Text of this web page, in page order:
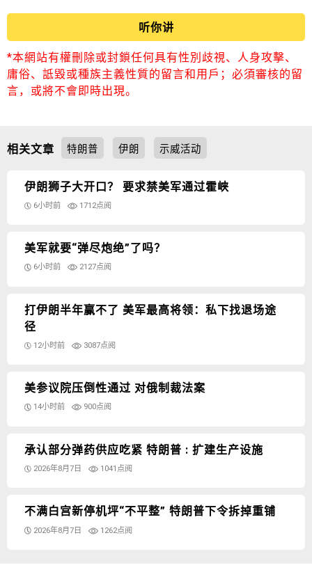
听你讲
*本網站有權刪除或封鎖任何具有性別歧視、人身攻擊、
庸俗、詆毀或種族主義性質的留言和用戶；必須審核的留
言，或將不會即時出現。
相关文章 特朗普 伊朗 示威活动
伊朗狮子大开口？ 要求禁美军通过霍峡
6小时前 1712点阅
美军就要“弹尽炮绝”了吗？
6小时前 2127点阅
打伊朗半年赢不了 美军最高将领：私下找退场途
径
12小时前 3087点阅
美参议院压倒性通过 对俄制裁法案
14小时前 900点阅
承认部分弹药供应吃紧 特朗普 : 扩建生产设施
2026年8月7日 1041点阅
不满白宫新停机坪“不平整” 特朗普下令拆掉重铺
2026年8月7日 1262点阅